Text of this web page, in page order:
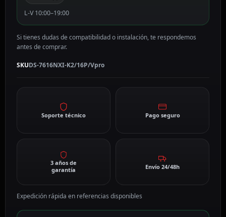
L-V 10:00–19:00
Si tienes dudas de compatibilidad o instalación, te respondemos
antes de comprar.
SKUDS-7616NXI-K2/16P/Vpro
Soporte técnico Pago seguro
3 años de
garantía
Envío 24/48h
Expedición rápida en referencias disponibles